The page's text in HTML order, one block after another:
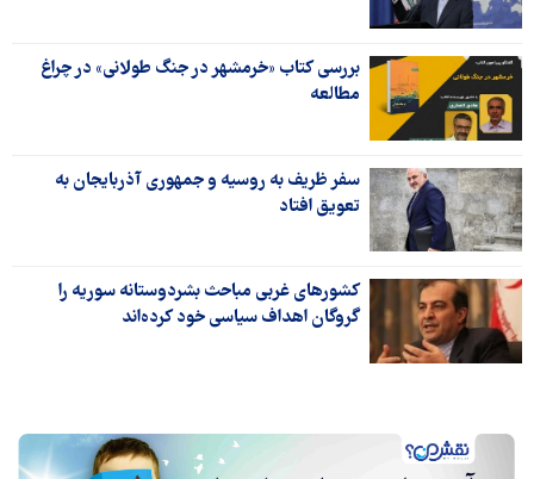
بررسی کتاب «خرمشهر در جنگ طولانی» در چراغ
مطالعه
سفر ظریف به روسیه و جمهوری آذربایجان به
تعویق افتاد
کشورهای غربی مباحث بشردوستانه سوریه را
گروگان اهداف سیاسی خود کرده‌اند